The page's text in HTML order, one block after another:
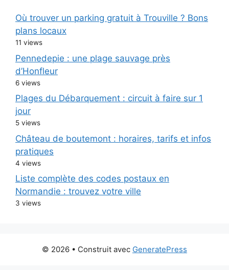
Où trouver un parking gratuit à Trouville ? Bons
plans locaux
11 views
Pennedepie : une plage sauvage près
d’Honfleur
6 views
Plages du Débarquement : circuit à faire sur 1
jour
5 views
Château de boutemont : horaires, tarifs et infos
pratiques
4 views
Liste complète des codes postaux en
Normandie : trouvez votre ville
3 views
© 2026 • Construit avec GeneratePress